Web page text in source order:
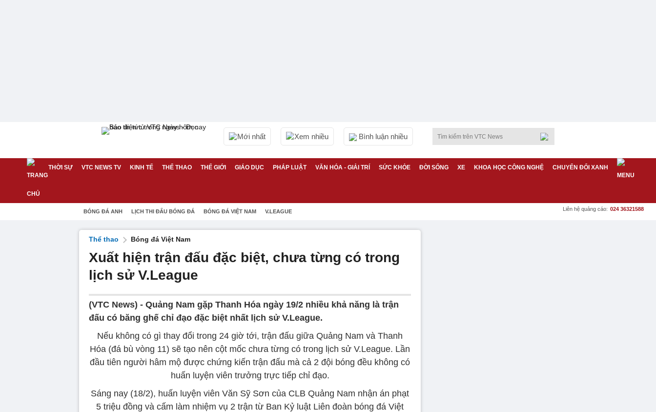
Mới nhất Xem nhiều Bình luận nhiều
THỜI SỰ VTC NEWS TV KINH TẾ THỂ THAO THẾ GIỚI GIÁO DỤC PHÁP LUẬT VĂN HÓA - GIẢI TRÍ SỨC KHỎE ĐỜI SỐNG XE KHOA HỌC CÔNG NGHỆ CHUYỂN ĐỔI XANH
BÓNG ĐÁ ANH LỊCH THI ĐẤU BÓNG ĐÁ BÓNG ĐÁ VIỆT NAM V.LEAGUE Liên hệ quảng cáo: 024 36321588
Thể thao Bóng đá Việt Nam
Xuất hiện trận đấu đặc biệt, chưa từng có trong
lịch sử V.League
(VTC News) - Quảng Nam gặp Thanh Hóa ngày 19/2 nhiều khả năng là trận
đấu có băng ghế chỉ đạo đặc biệt nhất lịch sử V.League.
Nếu không có gì thay đổi trong 24 giờ tới, trận đấu giữa Quảng Nam và Thanh
Hóa (đá bù vòng 11) sẽ tạo nên cột mốc chưa từng có trong lịch sử V.League. Lần
đầu tiên người hâm mộ được chứng kiến trận đấu mà cả 2 đội bóng đều không có
huấn luyện viên trưởng trực tiếp chỉ đạo.
Sáng nay (18/2), huấn luyện viên Văn Sỹ Sơn của CLB Quảng Nam nhận án phạt
5 triệu đồng và cấm làm nhiệm vụ 2 trận từ Ban Kỷ luật Liên đoàn bóng đá Việt